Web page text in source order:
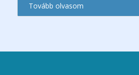
Tovább olvasom